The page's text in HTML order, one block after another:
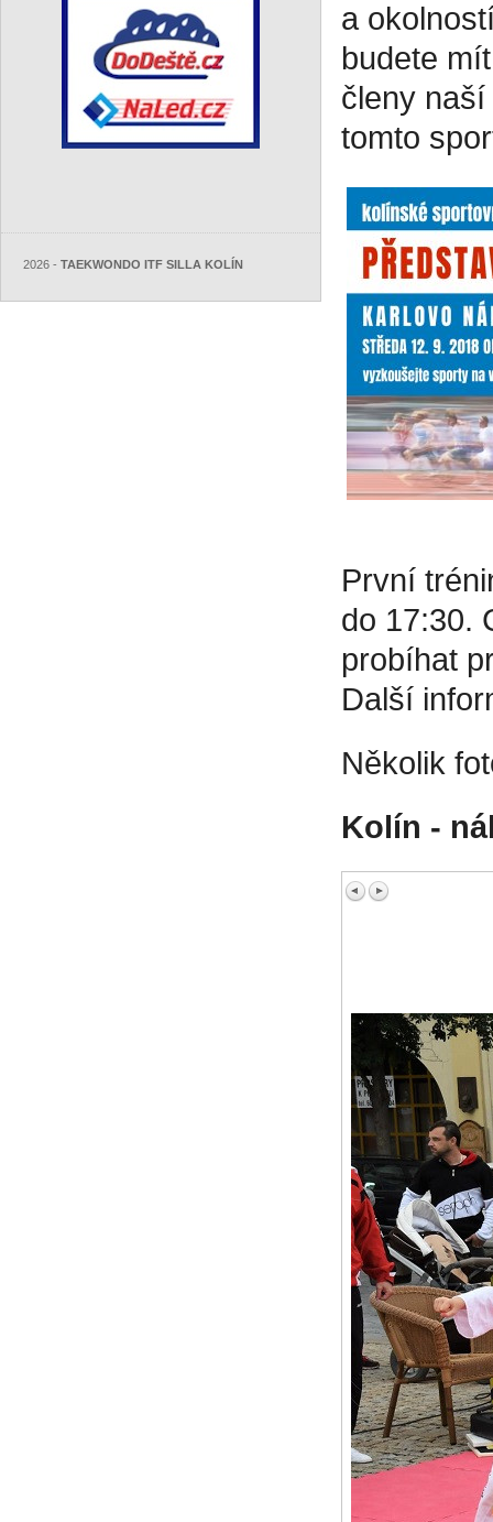
2026 - TAEKWONDO ITF SILLA KOLÍN
a
budete
členy
tomto
První
do 17:30.
probíhat
Další
Několik
Kolín -